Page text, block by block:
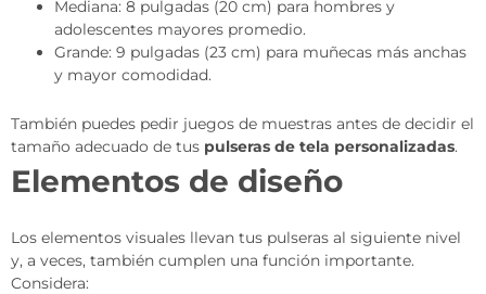
Mediana: 8 pulgadas (20 cm) para hombres y
adolescentes mayores promedio.
Grande: 9 pulgadas (23 cm) para muñecas más anchas
y mayor comodidad.
También puedes pedir juegos de muestras antes de decidir el
tamaño adecuado de tus pulseras de tela personalizadas.
Elementos de diseño
Los elementos visuales llevan tus pulseras al siguiente nivel
y, a veces, también cumplen una función importante.
Considera: